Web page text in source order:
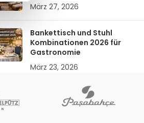
März 27, 2026
Bankettisch und Stuhl
Kombinationen 2026 für
Gastronomie
März 23, 2026